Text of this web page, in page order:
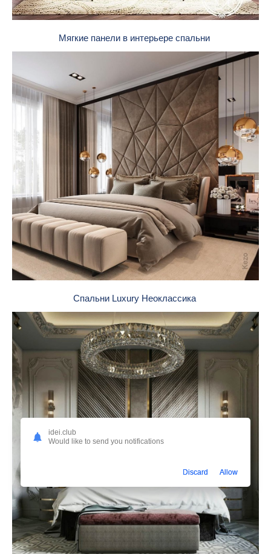
Мягкие панели в интерьере спальни
Спальни Luxury Неоклассика
idei.club
Would like to send you notifications
Discard Allow